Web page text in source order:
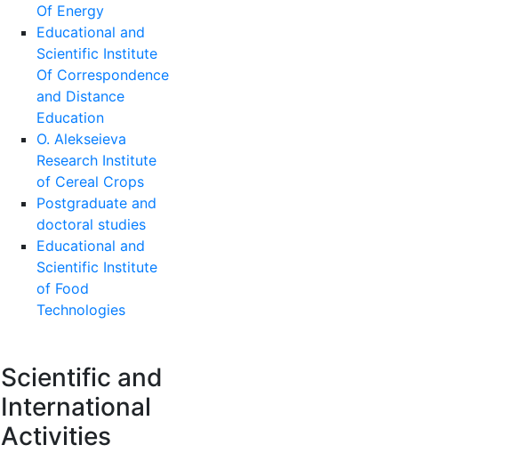
Of Energy
Educational and
Scientific Institute
Of Correspondence
and Distance
Education
O. Alekseieva
Research Institute
of Cereal Crops
Postgraduate and
doctoral studies
Educational and
Scientific Institute
of Food
Technologies
Scientific and
International
Activities